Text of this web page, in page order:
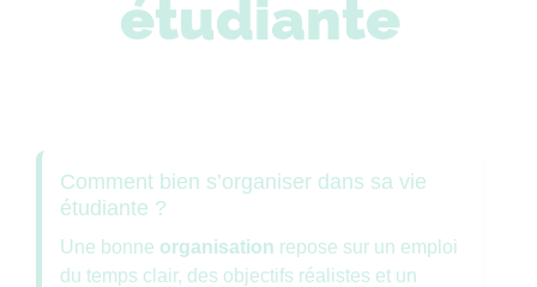
étudiante
Comment bien s’organiser dans sa vie
étudiante ?
Une bonne organisation repose sur un emploi
du temps clair, des objectifs réalistes et un